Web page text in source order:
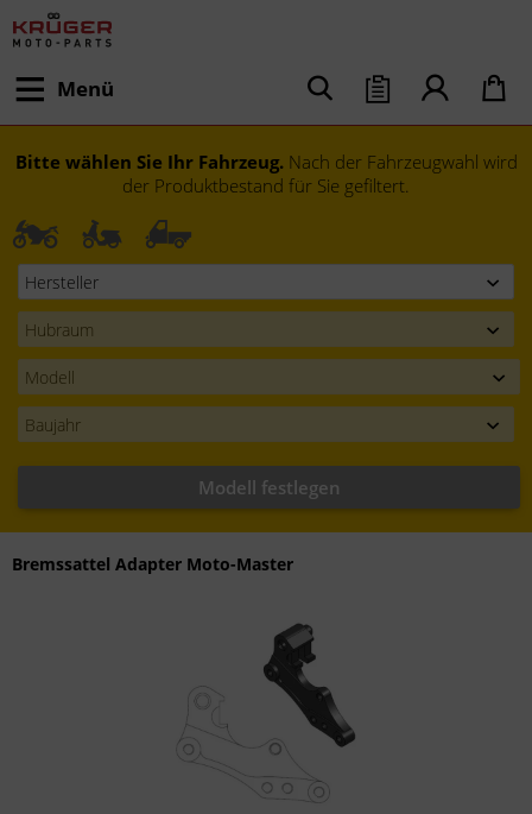
Menü
Bitte wählen Sie Ihr Fahrzeug. Nach der Fahrzeugwahl wird
der Produktbestand für Sie gefiltert.
Modell festlegen
Bremssattel Adapter Moto-Master